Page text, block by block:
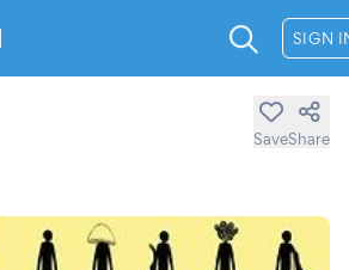
SIGN
SaveShare